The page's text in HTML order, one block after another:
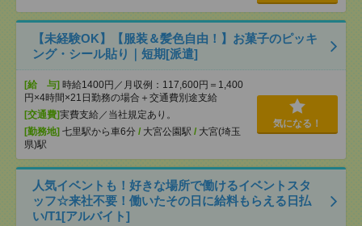
【未経験OK】【服装＆髪色自由！】お菓子のピッキ
ング・シール貼り｜短期[派遣]
[給 与] 時給1400円／月収例：117,600円＝1,400
円×4時間×21日勤務の場合＋交通費別途支給
[交通費]実費支給／当社規定あり。
[勤務地] 七里駅から車6分 / 大宮公園駅 / 大宮(埼玉
県)駅
気になる！
人気イベントも！好きな場所で働けるイベントスタ
ッフ☆来社不要！働いたその日に給料もらえる日払
い/T1[アルバイト]